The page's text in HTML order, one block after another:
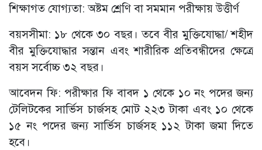
শিক্ষাগত যোগ্যতা: অষ্টম শ্রেণি বা সমমান পরীক্ষায় উত্তীর্ণ
বয়সসীমা: ১৮ থেকে ৩০ বছর। তবে বীর মুক্তিযোদ্ধা/ শহীদ
বীর মুক্তিযোদ্ধার সন্তান এবং শারীরিক প্রতিবন্ধীদের ক্ষেত্রে
বয়স সর্বোচ্চ ৩২ বছর।
আবেদন ফি: পরীক্ষার ফি বাবদ ১ থেকে ১০ নং পদের জন্য
টেলিটকের সার্ভিস চার্জসহ মোট ২২৩ টাকা এবং ১০ থেকে
১৫ নং পদের জন্য সার্ভিস চার্জসহ ১১২ টাকা জমা দিতে
হবে।